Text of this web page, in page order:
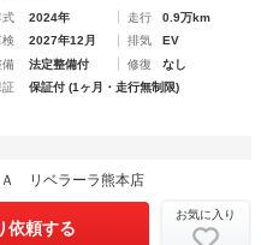
式 2024年 走行
0.9万km
検
2027年12月 排気
EV
備
法定整備付 修復
なし
証
保証付 (1ヶ月・走行無制限)
Ａ リベラーラ熊本店
依頼する
お気に入り